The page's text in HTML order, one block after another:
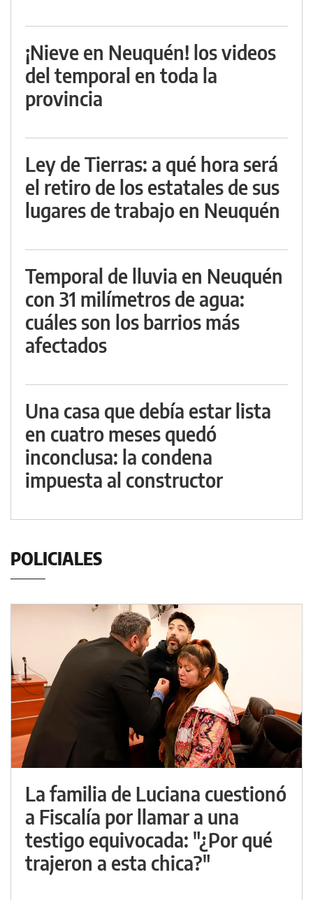
¡Nieve en Neuquén! los videos
del temporal en toda la
provincia
Ley de Tierras: a qué hora será
el retiro de los estatales de sus
lugares de trabajo en Neuquén
Temporal de lluvia en Neuquén
con 31 milímetros de agua:
cuáles son los barrios más
afectados
Una casa que debía estar lista
en cuatro meses quedó
inconclusa: la condena
impuesta al constructor
POLICIALES
La familia de Luciana cuestionó
a Fiscalía por llamar a una
testigo equivocada: "¿Por qué
trajeron a esta chica?"